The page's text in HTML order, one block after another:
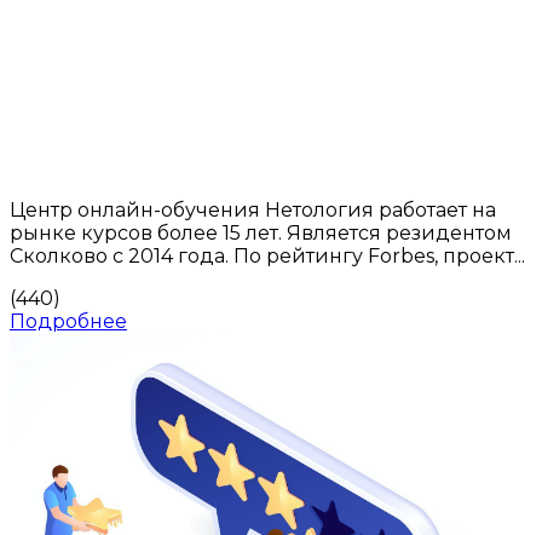
Центр онлайн-обучения Нетология работает на
рынке курсов более 15 лет. Является резидентом
Сколково с 2014 года. По рейтингу Forbes, проект...
(440)
Подробнее